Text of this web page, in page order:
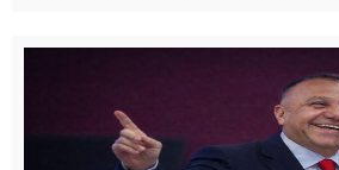
yoluna devam ettiğini